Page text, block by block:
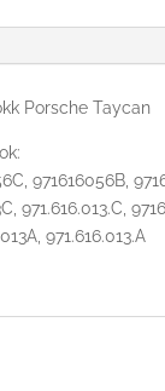
Porsche Taycan
971616056B,
971.616.013.C,
971.616.013.A